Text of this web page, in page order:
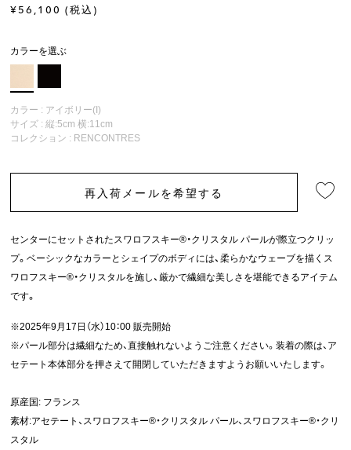
¥56,100 (税込)
カラーを選ぶ
カラー : アイボリー(I)
サイズ : 縦:5cm 横:11cm
コレクション : RENCONTRES
再入荷メールを希望する
センターにセットされたスワロフスキー®・クリスタル パールが際立つクリッ
プ。ベーシックなカラーとシェイプのボディには、柔らかなウェーブを描くス
ワロフスキー®・クリスタルを施し、厳かで繊細な美しさを堪能できるアイテム
です。
※2025年9月17日（水）10：00 販売開始
※パール部分は繊細なため、直接触れないようご注意ください。装着の際は、ア
セテート本体部分を押さえて開閉していただきますようお願いいたします。
原産国: フランス
素材:アセテート、スワロフスキー®・クリスタル パール、スワロフスキー®・クリ
スタル